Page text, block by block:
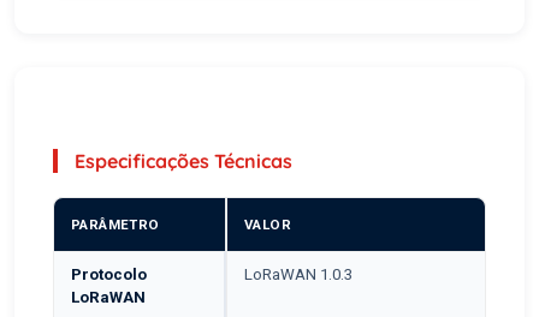
Especificações Técnicas
PARÂMETRO VALOR
Protocolo
LoRaWAN
LoRaWAN 1.0.3